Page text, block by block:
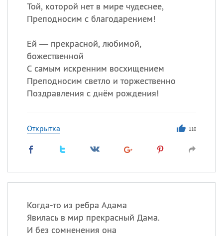
Той, которой нет в мире чудеснее,
Преподносим с благодарением!
Ей — прекрасной, любимой,
божественной
С самым искренним восхищением
Преподносим светло и торжественно
Поздравления с днём рождения!
Открытка 110
Когда-то из ребра Адама
Явилась в мир прекрасный Дама.
И без сомненения она